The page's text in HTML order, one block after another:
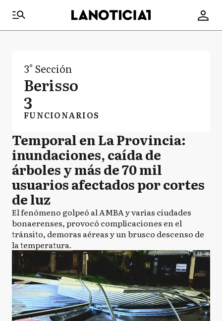
3° Sección
Berisso
3
FUNCIONARIOS
Temporal en La Provincia:
inundaciones, caída de
árboles y más de 70 mil
usuarios afectados por cortes
de luz
El fenómeno golpeó al AMBA y varias ciudades
bonaerenses, provocó complicaciones en el
tránsito, demoras aéreas y un brusco descenso de
la temperatura.